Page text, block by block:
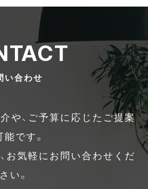
い合わせ
や、ご予算に応じたご提案
能です。
お気軽にお問い合わせくだ
さい。